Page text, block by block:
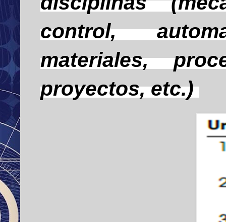
control,
materiales,
proyectos,etc.)